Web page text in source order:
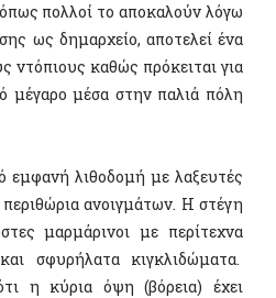
πολλοί το αποκαλούν λόγω
ως δημαρχείο, αποτελεί ένα
ντόπιους καθώς πρόκειται για
μέγαρο μέσα στην παλιά πόλη
εμφανή λιθοδομή με λαξευτές
ανοιγμάτων. Η στέγη
μαρμάρινοι με περίτεχνα
σφυρήλατα κιγκλιδώματα.
η κύρια όψη (βόρεια) έχει